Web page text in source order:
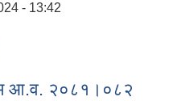
- 13:42
आ.व. २०८१।०८२